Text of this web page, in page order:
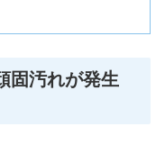
固汚れが発生